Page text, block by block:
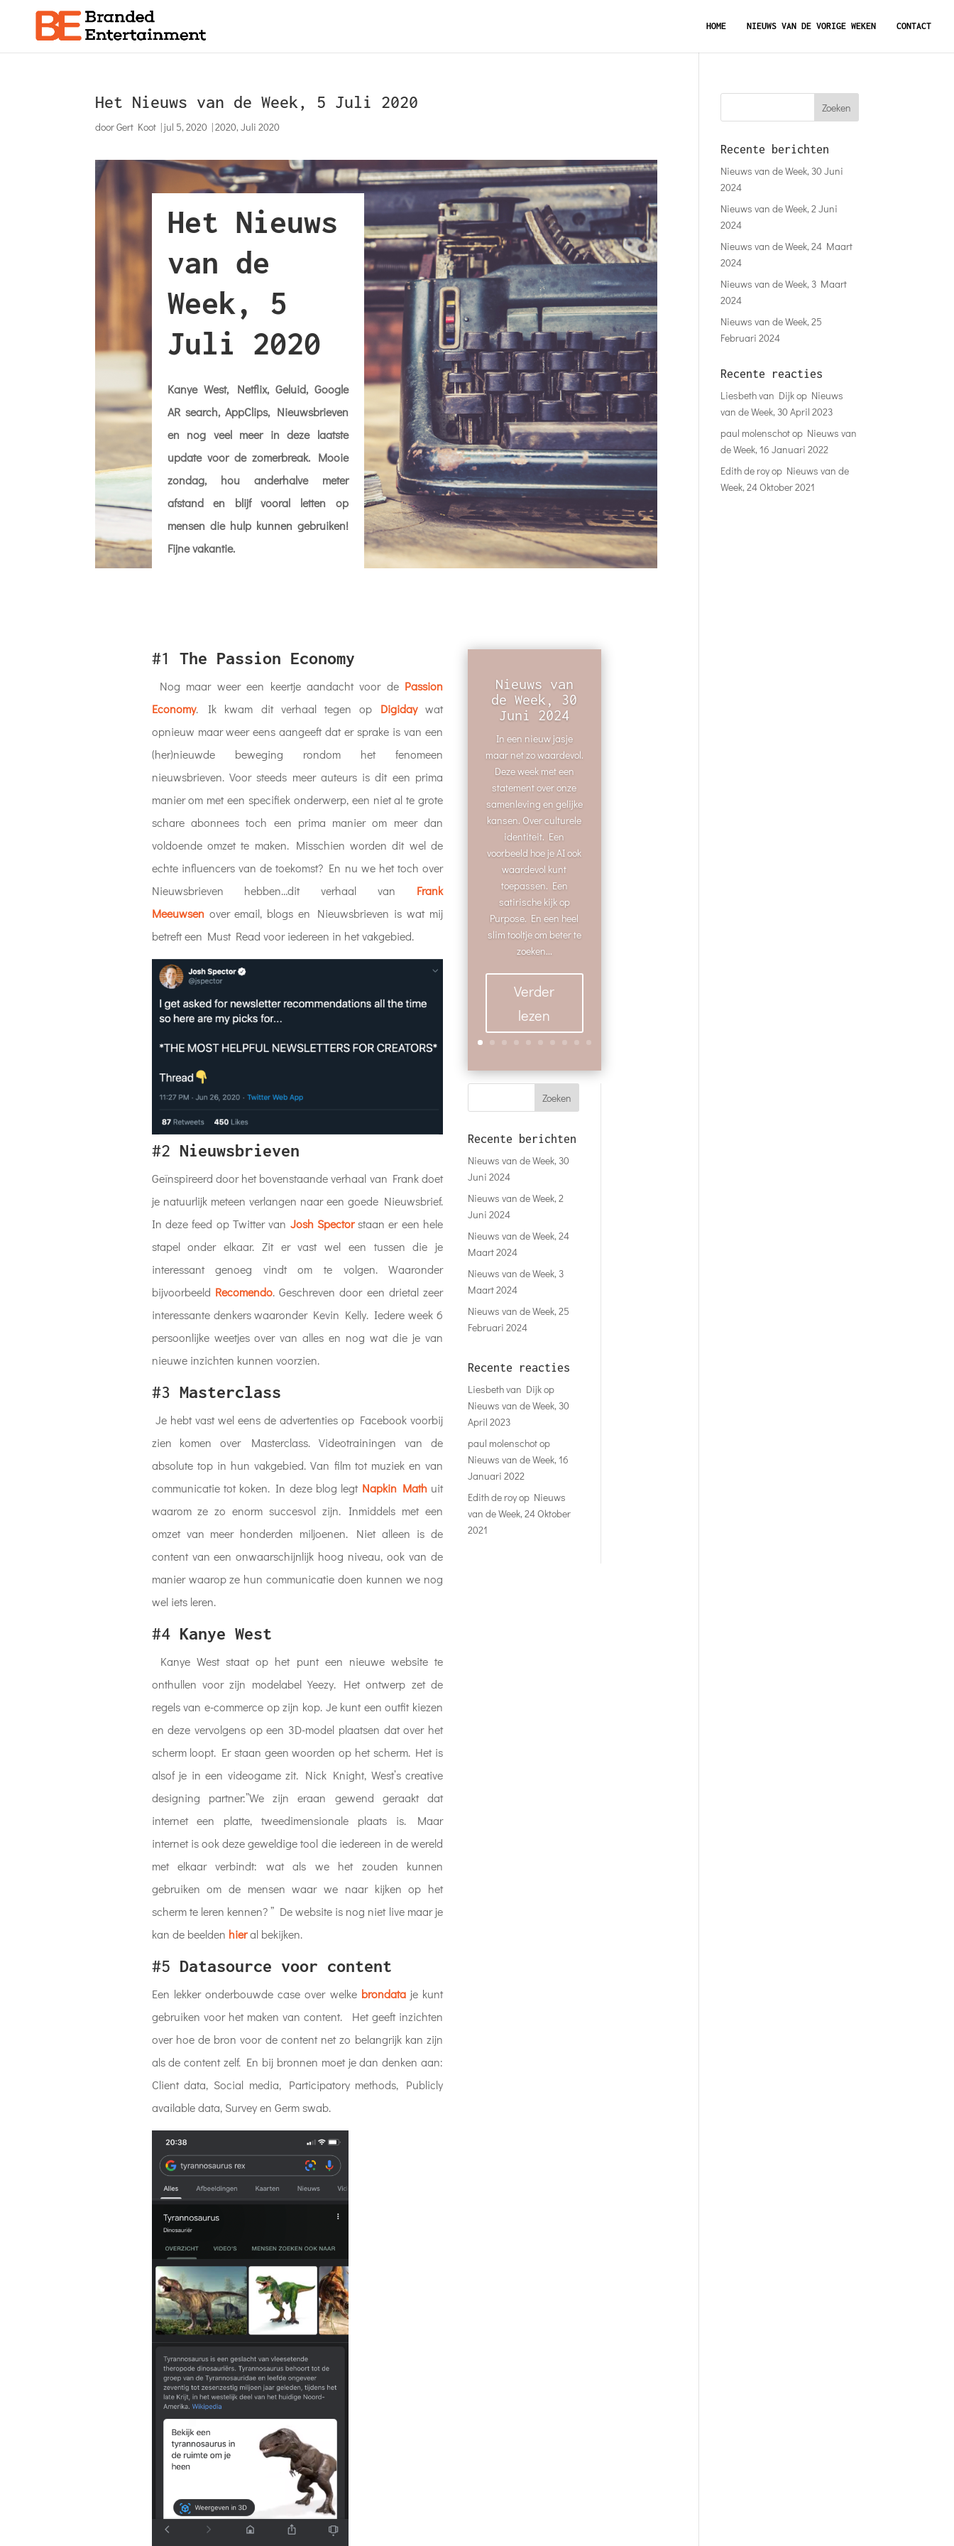
HOME NIEUWS VAN DE VORIGE WEKEN CONTACT
Het Nieuws van de Week, 5 Juli 2020
doorGert Koot |jul 5, 2020 |2020,Juli 2020
Het Nieuws
van de
Week, 5
Juli 2020
Kanye West, Netflix, Geluid, Google
AR search, AppClips, Nieuwsbrieven
en nog veel meer in deze laatste
update voor de zomerbreak. Mooie
zondag, hou anderhalve meter
afstand en blijf vooral letten op
mensen die hulp kunnen gebruiken!
Fijne vakantie.
#1 The Passion Economy
Nog maar weer een keertje aandacht voor de Passion
Economy. Ik kwam dit verhaal tegen op Digidaywat
opnieuw maar weer eens aangeeft dat er sprake is van een
(her)nieuwde beweging rondom het fenomeen
nieuwsbrieven. Voor steeds meer auteurs is dit een prima
manier om met een specifiek onderwerp, een niet al te grote
schare abonnees toch een prima manier om meer dan
voldoende omzet te maken. Misschien worden dit wel de
echte influencers van de toekomst? En nu we het toch over
Nieuwsbrieven hebben…dit verhaal van Frank
Meeuwsenover email, blogs en Nieuwsbrieven is wat mij
betreft een Must Read voor iedereen in het vakgebied.
#2 Nieuwsbrieven
Geïnspireerd door het bovenstaande verhaal van Frank doet
je natuurlijk meteen verlangen naar een goede Nieuwsbrief.
In deze feed op Twitter van Josh Spectorstaan er een hele
stapel onder elkaar. Zit er vast wel een tussen die je
interessant genoeg vindt om te volgen. Waaronder
bijvoorbeeld Recomendo. Geschreven door een drietal zeer
interessante denkers waaronder Kevin Kelly. Iedere week 6
persoonlijke weetjes over van alles en nog wat die je van
nieuwe inzichten kunnen voorzien.
#3 Masterclass
Je hebt vast wel eens de advertenties op Facebook voorbij
zien komen over Masterclass. Videotrainingen van de
absolute top in hun vakgebied. Van film tot muziek en van
communicatie tot koken. In deze blog legt Napkin Mathuit
waarom ze zo enorm succesvol zijn. Inmiddels met een
omzet van meer honderden miljoenen. Niet alleen is de
content van een onwaarschijnlijk hoog niveau, ook van de
manier waarop ze hun communicatie doen kunnen we nog
wel iets leren.
#4 Kanye West
Kanye West staat op het punt een nieuwe website te
onthullen voor zijn modelabel Yeezy. Het ontwerp zet de
regels van e-commerce op zijn kop. Je kunt een outfit kiezen
en deze vervolgens op een 3D-model plaatsen dat over het
scherm loopt. Er staan ​​geen woorden op het scherm. Het is
alsof je in een videogame zit. Nick Knight, West’s creative
designing partner:”We zijn eraan gewend geraakt dat
internet een platte, tweedimensionale plaats is. Maar
internet is ook deze geweldige tool die iedereen in de wereld
met elkaar verbindt: wat als we het zouden kunnen
gebruiken om de mensen waar we naar kijken op het
scherm te leren kennen? ” De website is nog niet live maar je
kan de beelden hieral bekijken.
#5 Datasource voor content
Een lekker onderbouwde case over welke brondataje kunt
gebruiken voor het maken van content. Het geeft inzichten
over hoe de bron voor de content net zo belangrijk kan zijn
als de content zelf. En bij bronnen moet je dan denken aan:
Client data, Social media, Participatory methods, Publicly
available data, Survey en Germ swab.
Nieuws van
de Week, 30
Juni 2024
In een nieuw jasje
maar net zo waardevol.
Deze week met een
statement over onze
samenleving en gelijke
kansen. Over culturele
identiteit. Een
voorbeeld hoe je AI ook
waardevol kunt
toepassen. Een
satirische kijk op
Purpose. En een heel
slim tooltje om beter te
zoeken...
Verder
lezen
Recente berichten
Nieuws van de Week, 30
Juni 2024
Nieuws van de Week, 2
Juni 2024
Nieuws van de Week, 24
Maart 2024
Nieuws van de Week, 3
Maart 2024
Nieuws van de Week, 25
Februari 2024
Recente reacties
Liesbeth van Dijkop
Nieuws van de Week, 30
April 2023
paul molenschotop
Nieuws van de Week, 16
Januari 2022
Edith de royop Nieuws
van de Week, 24 Oktober
2021
Recente berichten
Nieuws van de Week, 30 Juni
2024
Nieuws van de Week, 2 Juni
2024
Nieuws van de Week, 24 Maart
2024
Nieuws van de Week, 3 Maart
2024
Nieuws van de Week, 25
Februari 2024
Recente reacties
Liesbeth van Dijkop Nieuws
van de Week, 30 April 2023
paul molenschotop Nieuws van
de Week, 16 Januari 2022
Edith de royop Nieuws van de
Week, 24 Oktober 2021